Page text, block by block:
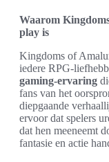
Waarom
play is
Kingdoms of
iedere RPG-
gaming-ervaring
fans van het
diepgaande
ervoor dat spelers
dat hen meeneemt
fantasie en actie